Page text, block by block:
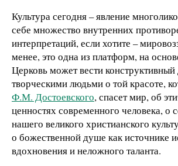
Культура сегодня – явление
себе множество внутренних
интерпретаций, если хотите –
менее, это одна из платформ, на
Церковь может вести конструктивный
творческими людьми о той красоте,
Ф.М. Достоевского, спасет мир, об
ценностях современного человека, о
нашего великого христианского
о божественной душе как источнике
вдохновения и неложного таланта.